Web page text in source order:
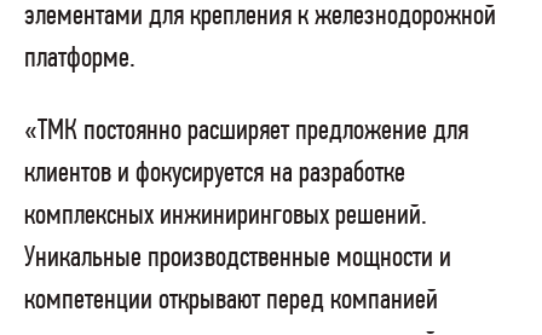
элементами для крепления к железнодорожной
платформе.
«ТМК постоянно расширяет предложение для
клиентов и фокусируется на разработке
комплексных инжиниринговых решений.
Уникальные производственные мощности и
компетенции открывают перед компанией